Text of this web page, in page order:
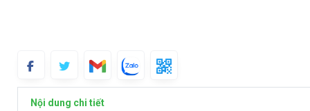
Nội dung chi tiết